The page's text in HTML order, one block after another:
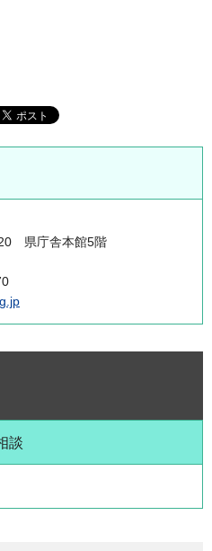
県庁舎本館5階
談